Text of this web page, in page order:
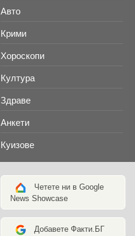
Авто
Крими
Хороскопи
Култура
Здраве
Анкети
Куизове
Четете ни в Google
News Showcase
Добавете Факти.БГ